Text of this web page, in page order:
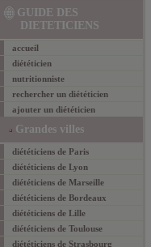
GUIDE DES
DIETETICIENS
accueil
diététicien
nutritionniste
rechercher un diététicien
ajouter un diététicien
Grandes villes
diététiciens de Paris
diététiciens de Lyon
diététiciens de Marseille
diététiciens de Bordeaux
diététiciens de Lille
diététiciens de Toulouse
diététiciens de Strasbourg